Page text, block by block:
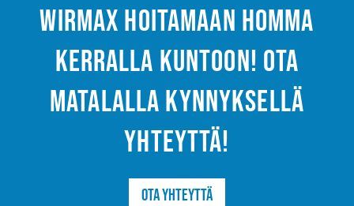
Wirmax hoitamaan homma
kerralla kuntoon! Ota
matalalla kynnyksellä
yhteyttä!
Ota yhteyttä